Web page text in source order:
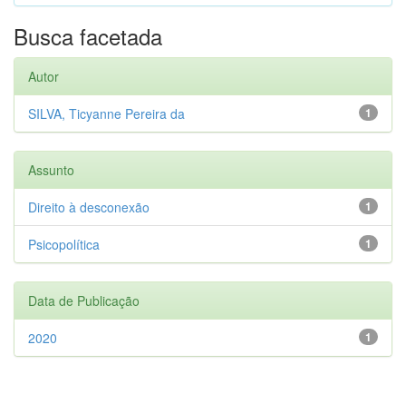
Busca facetada
Autor
1
SILVA, Ticyanne Pereira da
Assunto
1
Direito à desconexão
1
Psicopolítica
Data de Publicação
1
2020